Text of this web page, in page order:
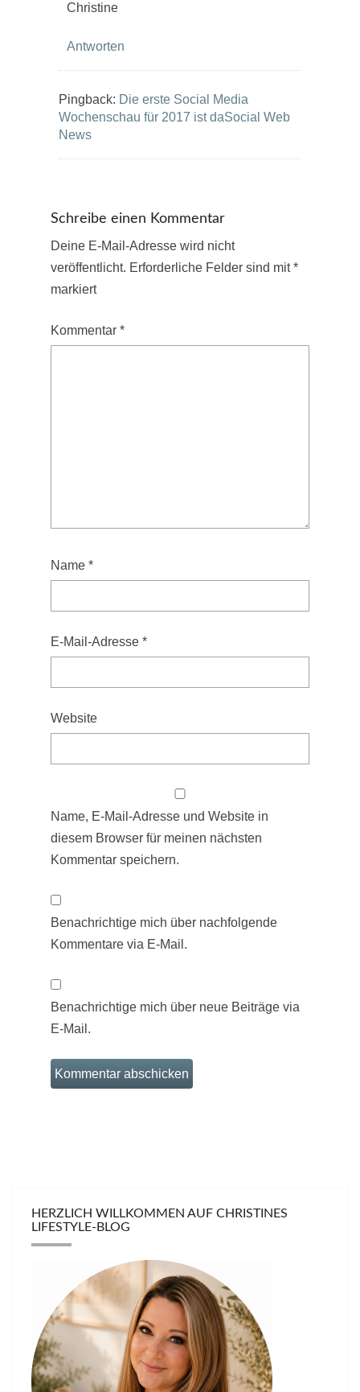
Christine
Antworten
Pingback: Die erste Social Media
Wochenschau für 2017 ist daSocial Web
News
Schreibe einen Kommentar
Deine E-Mail-Adresse wird nicht
veröffentlicht. Erforderliche Felder sind mit*
markiert
Kommentar *
Name *
E-Mail-Adresse *
Website
Name, E-Mail-Adresse und Website in
diesem Browser für meinen nächsten
Kommentar speichern.
Benachrichtige mich über nachfolgende
Kommentare via E-Mail.
Benachrichtige mich über neue Beiträge via
E-Mail.
HERZLICH WILLKOMMEN AUF CHRISTINES
LIFESTYLE-BLOG